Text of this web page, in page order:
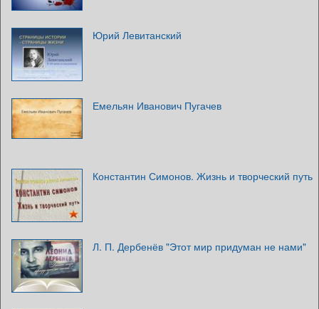
Юрий Левитанский
Емельян Иванович Пугачев
Константин Симонов. Жизнь и творческий путь
Л. П. Дербенёв "Этот мир придуман не нами"